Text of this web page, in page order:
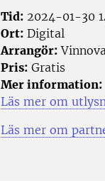
Tid: 2024-01-30
Ort: Digital
Arrangör:
Pris: Gratis
Mer information:
Läs mer om
Läs mer om